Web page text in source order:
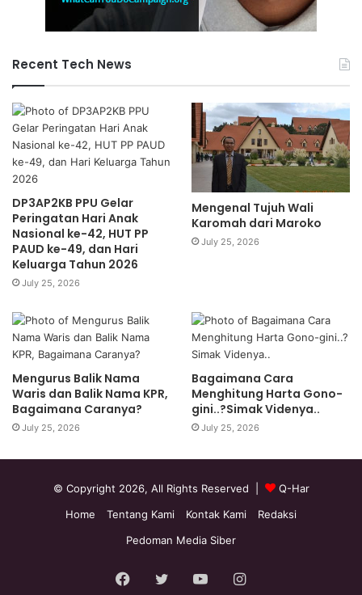
Recent Tech News
DP3AP2KB PPU Gelar
Peringatan Hari Anak
Nasional ke-42, HUT PP
PAUD ke-49, dan Hari
Keluarga Tahun 2026
July 25, 2026
Mengenal Tujuh Wali
Karomah dari Maroko
July 25, 2026
Mengurus Balik Nama
Waris dan Balik Nama KPR,
Bagaimana Caranya?
July 25, 2026
Bagaimana Cara
Menghitung Harta Gono-
gini..?Simak Videnya..
July 25, 2026
© Copyright 2026, All Rights Reserved |
Q-Har
Home
Tentang Kami Kontak Kami
Redaksi
Pedoman Media Siber
Facebook
Twitter YouTubeInstagram